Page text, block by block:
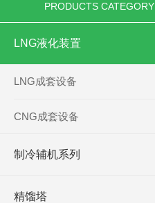
PRODUCTS CATEGORY
LNG液化装置
LNG成套设备
CNG成套设备
制冷辅机系列
精馏塔